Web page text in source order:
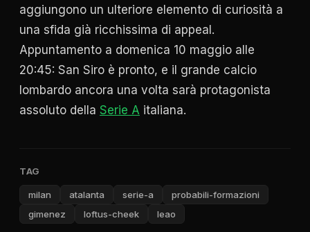
aggiungono un ulteriore elemento di curiosità a
una sfida già ricchissima di appeal.
Appuntamento a domenica 10 maggio alle
20:45: San Siro è pronto, e il grande calcio
lombardo ancora una volta sarà protagonista
assoluto della Serie A italiana.
TAG
milan atalanta serie-a
probabili-formazioni
gimenez
loftus-cheek leao